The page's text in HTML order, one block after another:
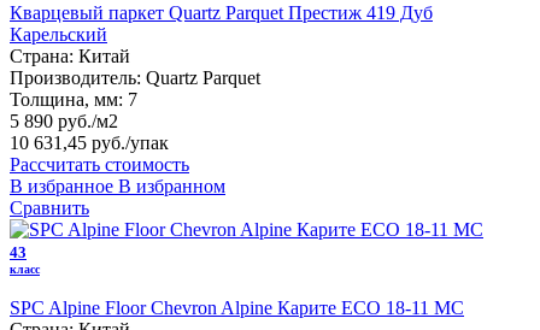
Кварцевый паркет Quartz Parquet Престиж 419 Дуб
Карельский
Страна: Китай
Производитель: Quartz Parquet
Толщина, мм: 7
5 890 руб./м2
10 631,45 руб./упак
Рассчитать стоимость
В избранное В избранном
Сравнить
43
класс
SPC Alpine Floor Chevron Alpine Карите ECO 18-11 MC